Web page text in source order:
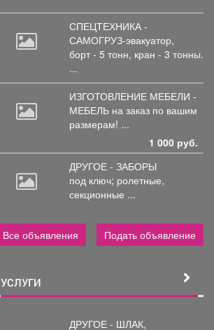
СПЕЦТЕХНИКА -
САМОГРУЗ-эвакуатор,
борт - 5 тонн, кран - 3 тонны.
...
ИЗГОТОВЛЕНИЕ МЕБЕЛИ -
МЕБЕЛЬ на заказ по вашим
размерам! ...
1 000 руб.
ДРУГОЕ - ЗАБОРЫ
под ключ; ролетные,
секционные ...
Все объявления Подать объявление
УСЛУГИ
ДРУГОЕ - ШЛАК,